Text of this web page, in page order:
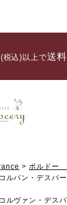
以上で送料無 /
ボルドー
ルバン・デス
ルヴァン・デス